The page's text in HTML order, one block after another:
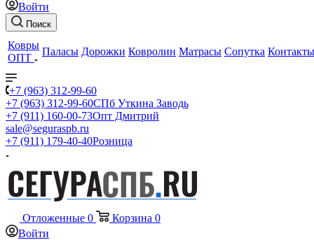
Войти
Поиск
Ковры
ОПТ
Паласы Дорожки Ковролин Матрасы Сопутка Контакты
+7 (963) 312-99-60
+7 (963) 312-99-60СПб Уткина Заводь
+7 (911) 160-00-73Опт Дмитрий
sale@seguraspb.ru
+7 (911) 179-40-40Розница
Отложенные 0 Корзина 0
Войти